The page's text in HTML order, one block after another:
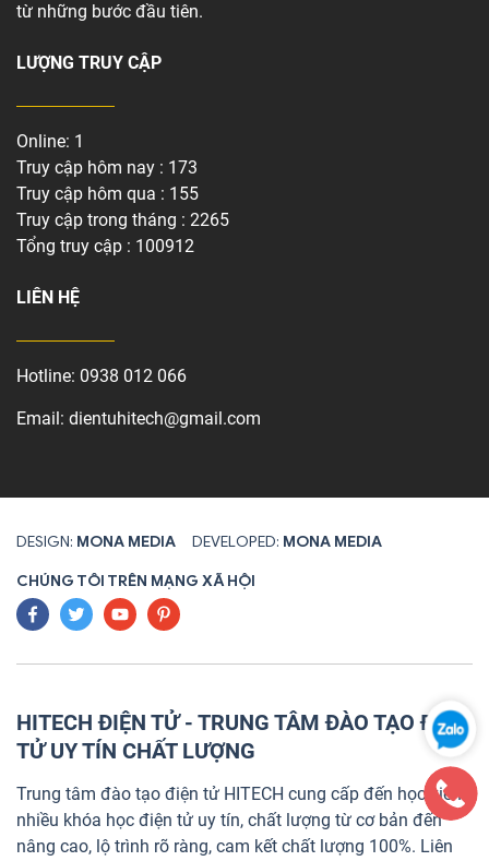
từ những bước đầu tiên.
LƯỢNG TRUY CẬP
Online: 1
Truy cập hôm nay : 173
Truy cập hôm qua : 155
Truy cập trong tháng : 2265
Tổng truy cập : 100912
LIÊN HỆ
Hotline: 0938 012 066
Email: dientuhitech@gmail.com
DESIGN: MONA MEDIA DEVELOPED: MONA MEDIA
CHÚNG TÔI TRÊN MẠNG XÃ HỘI
HITECH ĐIỆN TỬ - TRUNG TÂM ĐÀO TẠO ĐIỆN
TỬ UY TÍN CHẤT LƯỢNG
Trung tâm đào tạo điện tử HITECH cung cấp đến học viên
nhiều khóa học điện tử uy tín, chất lượng từ cơ bản đến
nâng cao, lộ trình rõ ràng, cam kết chất lượng 100%. Liên